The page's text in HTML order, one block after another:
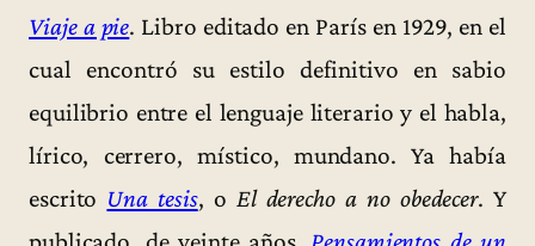
Viaje a pie. Libro editado en París en 1929, en el
cual encontró su estilo definitivo en sabio
equilibrio entre el lenguaje literario y el habla,
lírico, cerrero, místico, mundano. Ya había
escrito Una tesis, o El derecho a no obedecer. Y